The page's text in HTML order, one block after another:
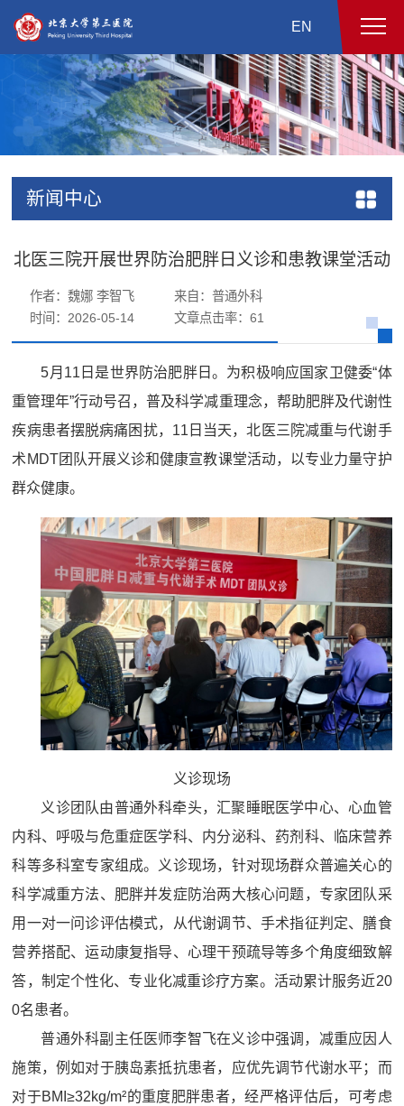
EN
新闻中心
北医三院开展世界防治肥胖日义诊和患教课堂活动
作者：魏娜 李智飞
来自：普通外科
时间：2026-05-14
文章点击率：61
5月11日是世界防治肥胖日。为积极响应国家卫健委“体
重管理年”行动号召，普及科学减重理念，帮助肥胖及代谢性
疾病患者摆脱病痛困扰，11日当天，北医三院减重与代谢手
术MDT团队开展义诊和健康宣教课堂活动，以专业力量守护
群众健康。
义诊现场
义诊团队由普通外科牵头，汇聚睡眠医学中心、心血管
内科、呼吸与危重症医学科、内分泌科、药剂科、临床营养
科等多科室专家组成。义诊现场，针对现场群众普遍关心的
科学减重方法、肥胖并发症防治两大核心问题，专家团队采
用一对一问诊评估模式，从代谢调节、手术指征判定、膳食
营养搭配、运动康复指导、心理干预疏导等多个角度细致解
答，制定个性化、专业化减重诊疗方案。活动累计服务近20
0名患者。
普通外科副主任医师李智飞在义诊中强调，减重应因人
施策，例如对于胰岛素抵抗患者，应优先调节代谢水平；而
对于BMI≥32kg/m²的重度肥胖患者，经严格评估后，可考虑